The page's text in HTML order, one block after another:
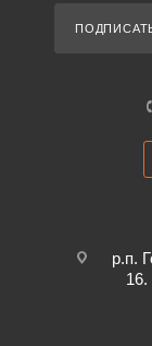
р.п.